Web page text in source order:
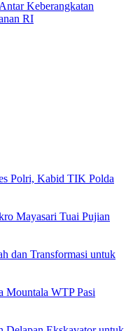
Keberangkatan
RI
Polri, Kabid TIK Polda
Mayasari Tuai Pujian
dan Transformasi untuk
Mountala WTP Pasi